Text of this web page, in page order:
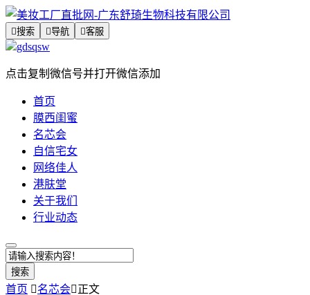
搜索 导航 客服
gdsqsw
点击复制微信号并打开微信添加
首页
膜西闺蜜
名芯会
自信宅女
网络佳人
港肤堂
关于我们
行业动态
搜索
首页 名芯会正文